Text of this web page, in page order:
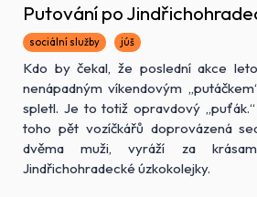
Putování po
sociální služby júš
Kdo by čekal, že poslední akce
nenápadným víkendovým
spletl. Je to totiž opravdový
toho pět vozíčkářů doprovázená
dvěma muži, vyráží za
Jindřichohradecké úzkokolejky.